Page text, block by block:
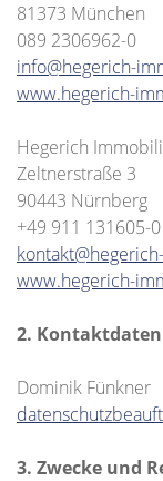
81373 München
089 2306962-0
info@hegerich-
www.hegerich-
Hegerich
Zeltnerstraße 3
90443 Nürnberg
+49 911 131605-0
www.hegerich-
2.
Dominik Fünkner
3. Zwecke und